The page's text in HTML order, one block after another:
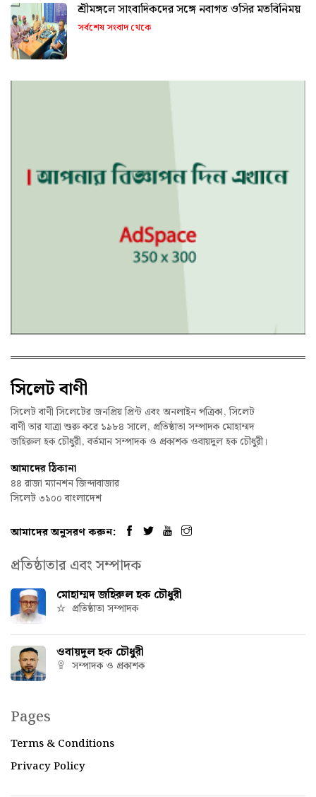
শ্রীমঙ্গলে সাংবাদিকদের সঙ্গে নবাগত ওসির মতবিনিময়
সর্বশেষ সংবাদ থেকে
সিলেট বাণী
সিলেট বাণী সিলেটের জনপ্রিয় প্রিন্ট এবং অনলাইন পত্রিকা, সিলেট
বাণী তার যাত্রা শুরু করে ১৯৮৪ সালে, প্রতিষ্ঠাতা সম্পাদক মোহাম্মদ
জহিরুল হক চৌধুরী, বর্তমান সম্পাদক ও প্রকাশক ওবায়দুল হক চৌধুরী।
আমাদের ঠিকানা
৪৪ রাজা ম্যানশন জিন্দাবাজার
সিলেট ৩১০০ বাংলাদেশ
আমাদের অনুসরণ করুন:
প্রতিষ্ঠাতার এবং সম্পাদক
মোহাম্মদ জহিরুল হক চৌধুরী
প্রতিষ্ঠাতা সম্পাদক
ওবায়দুল হক চৌধুরী
সম্পাদক ও প্রকাশক
Pages
Terms & Conditions
Privacy Policy